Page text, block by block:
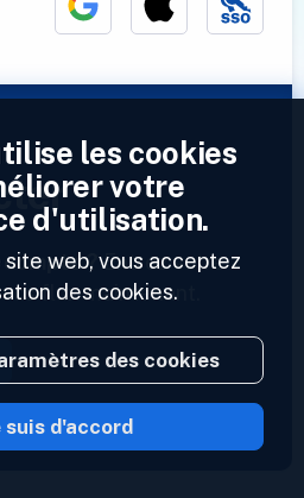
? Entrez votre
flux maintenant.
© Inoreader
les cookies
votre
d'utilisation.
web, vous acceptez
des cookies.
des cookies
suis d'accord